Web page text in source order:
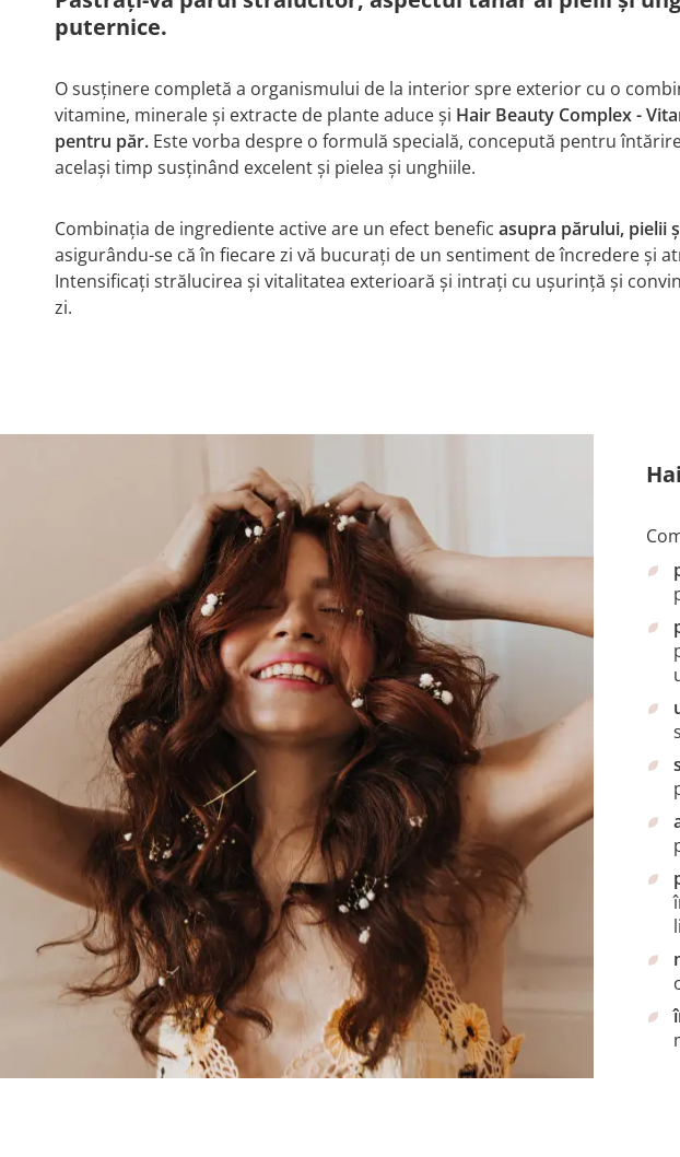
puternice.
O susținere completă a organismului de la interior spre exterior cu o
vitamine, minerale și extracte de plante aduce și Hair Beauty Complex -
pentru păr. Este vorba despre o formulă specială, concepută pentru
același timp susținând excelent și pielea și unghiile.
Combinația de ingrediente active are un efect benefic asupra părului, pielii
asigurându-se că în fiecare zi vă bucurați de un sentiment de încredere și
Intensificați strălucirea și vitalitatea exterioară și intrați cu ușurință și
zi.